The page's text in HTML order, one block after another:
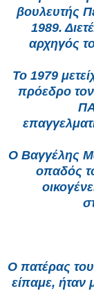
βουλευτής
1989.
αρχηγός
Το 1979
πρόεδρο
Ο Βαγγέλης
οπαδός
Ο πατέρας
είπαμε, ήταν